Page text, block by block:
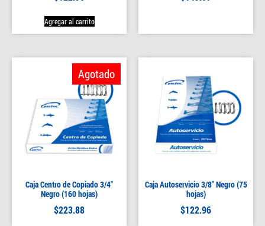
Agregar al carrito
Caja Centro de Copiado 3/4″
Negro (160 hojas)
$223.88
Agotado
Caja Autoservicio 3/8″ Negro (75
hojas)
$122.96